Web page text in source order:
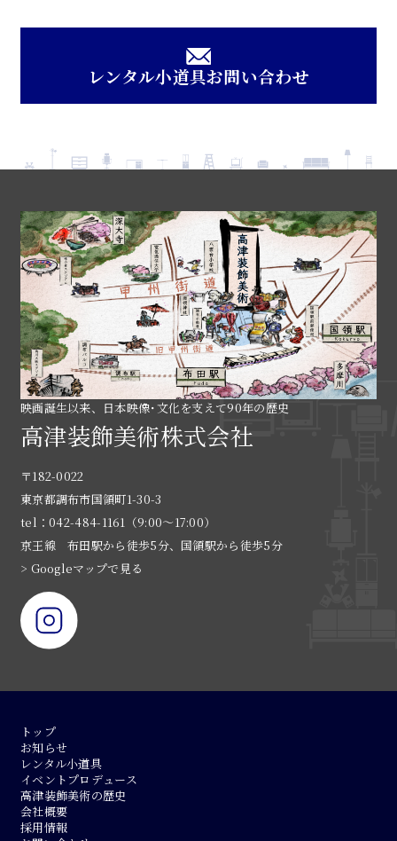
レンタル小道具お問い合わせ
映画誕生以来、日本映像･文化を支えて90年の歴史
高津装飾美術株式会社
〒182-0022
東京都調布市国領町1-30-3
tel：042-484-1161（9:00〜17:00）
京王線 布田駅から徒歩5分、国領駅から徒歩5分
> Googleマップで見る
トップ
お知らせ
レンタル小道具
イベントプロデュース
高津装飾美術の歴史
会社概要
採用情報